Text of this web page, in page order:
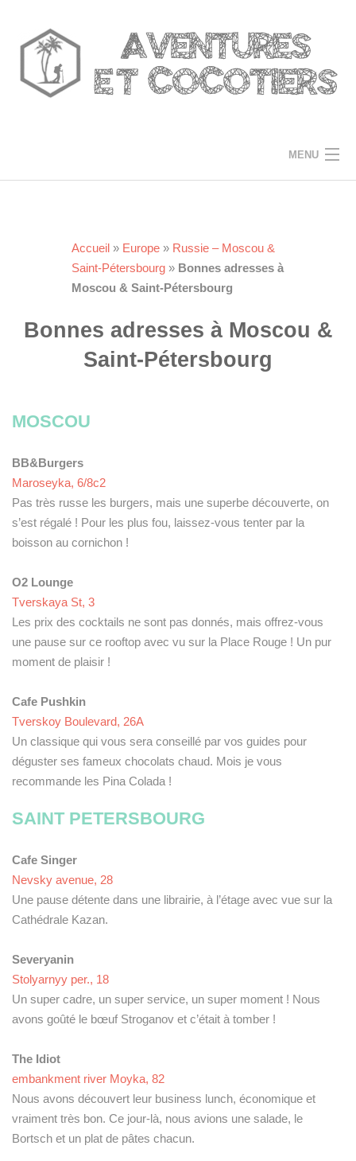
content
MENU
DESTINATIONS
TRUCS ET ASTUCES
A PROPOS
Accueil» Europe» Russie – Moscou &
Saint-Pétersbourg» Bonnes adresses à
Moscou & Saint-Pétersbourg
Bonnes adresses à Moscou &
Saint-Pétersbourg
MOSCOU
BB&Burgers
Maroseyka, 6/8с2
Pas très russe les burgers, mais une superbe découverte, on
s’est régalé ! Pour les plus fou, laissez-vous tenter par la
boisson au cornichon !
O2 Lounge
Tverskaya St, 3
Les prix des cocktails ne sont pas donnés, mais offrez-vous
une pause sur ce rooftop avec vu sur la Place Rouge ! Un pur
moment de plaisir !
Cafe Pushkin
Tverskoy Boulevard, 26А
Un classique qui vous sera conseillé par vos guides pour
déguster ses fameux chocolats chaud. Mois je vous
recommande les Pina Colada !
SAINT PETERSBOURG
Cafe Singer
Nevsky avenue, 28
Une pause détente dans une librairie, à l’étage avec vue sur la
Cathédrale Kazan.
Severyanin
Stolyarnyy per., 18
Un super cadre, un super service, un super moment ! Nous
avons goûté le bœuf Stroganov et c’était à tomber !
The Idiot
embankment river Moyka, 82
Nous avons découvert leur business lunch, économique et
vraiment très bon. Ce jour-là, nous avions une salade, le
Bortsch et un plat de pâtes chacun.